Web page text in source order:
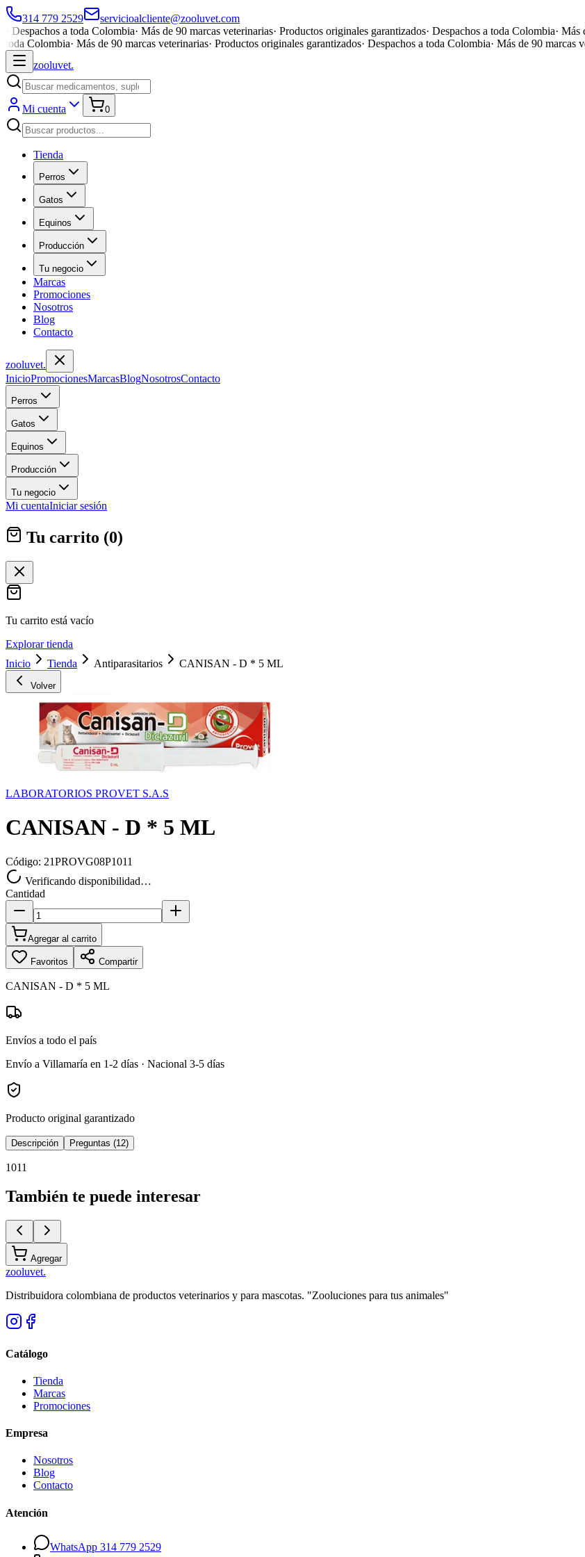
314 779 2529
servicioalcliente@zooluvet.com
Despachos a toda Colombia· Más de 90 marcas veterinarias· Productos originales garantizados· Despachos a toda Colombia· Más
toda Colombia· Más de 90 marcas veterinarias· Productos originales garantizados· Despachos a toda Colombia· Más de 90 marcas
zooluvet.
Mi cuenta 0
Tienda
Perros
Gatos
Equinos
Producción
Tu negocio
Marcas
Promociones
Nosotros
Blog
Contacto
zooluvet.
InicioPromocionesMarcasBlogNosotrosContacto
Perros
Gatos
Equinos
Producción
Tu negocio
Mi cuentaIniciar sesión
Tu carrito (0)
Tu carrito está vacío
Explorar tienda
Inicio
Tienda Antiparasitarios CANISAN - D * 5 ML
Volver
LABORATORIOS PROVET S.A.S
CANISAN - D * 5 ML
Código: 21PROVG08P1011
Verificando disponibilidad…
Cantidad
Agregar al carrito
Favoritos Compartir
CANISAN - D * 5 ML
Envíos a todo el país
Envío a Villamaría en 1-2 días · Nacional 3-5 días
Producto original garantizado
Descripción Preguntas (12)
1011
También te puede interesar
Agregar
zooluvet.
Distribuidora colombiana de productos veterinarios y para mascotas. "Zooluciones para tus animales"
Catálogo
Tienda
Marcas
Promociones
Empresa
Nosotros
Blog
Contacto
Atención
WhatsApp 314 779 2529